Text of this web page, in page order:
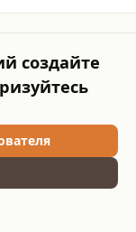
создайте